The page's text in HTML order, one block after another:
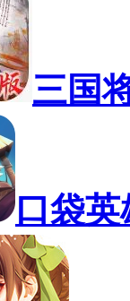
三国
口袋